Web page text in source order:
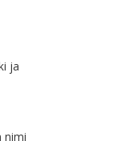
ja
nimi